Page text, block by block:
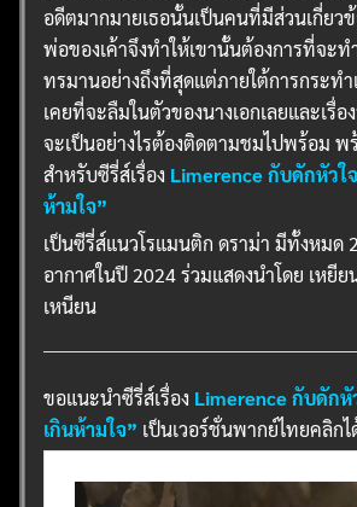
อดีตมากมายเธอนั้นเป็นคนที่มีส่วนเกี่ยว
พ่อของเค้าจึงทำให้เขานั้นต้องการที่จะท
ทรมานอย่างถึงที่สุดแต่ภายใต้การกระท
เคยที่จะลืมในตัวของนางเอกเลยและเรื่อ
จะเป็นอย่างไรต้องติดตามชมไปพร้อม
สำหรับซีรี่ส์เรื่อง Limerence กับดักหัวใ
ห้ามใจ”
เป็นซีรี่ส์แนวโรแมนติก ดราม่า มีทั้งหมด
อากาศในปี 2024 ร่วมแสดงนำโดย เหยี
เหนียน
ขอแนะนำซีรี่ส์เรื่อง Limerence กับดัก
เกินห้ามใจ” เป็นเวอร์ชั่นพากย์ไทยคลิก